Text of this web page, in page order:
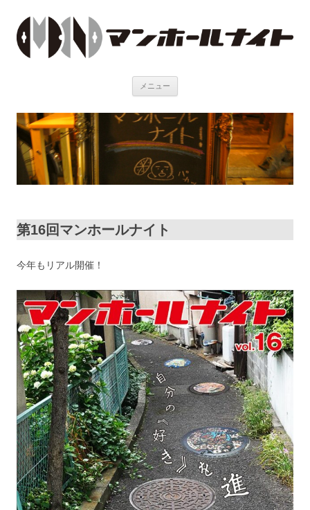
メニュー
第16回マンホールナイト
今年もリアル開催！